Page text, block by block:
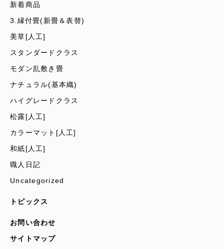
新着商品
3.縁付畳(新畳＆表替)
美草[人工]
スタンダードクラス
モダン乱敷き畳
ナチュラル(基本織)
ハイグレードクラス
松露[人工]
カラーマット[人工]
和紙[人工]
職人日記
Uncategorized
トピックス
お問い合わせ
サイトマップ